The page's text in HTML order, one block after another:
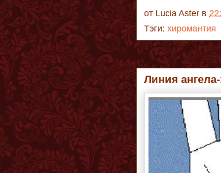
от Lucia Aster в
Тэги: хиромантия
Линия